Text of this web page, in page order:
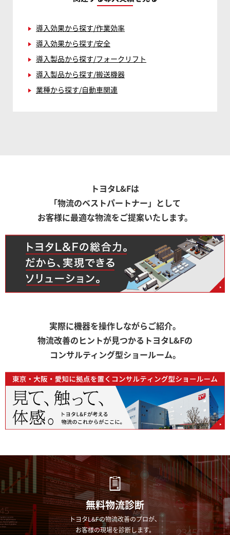
導入効果から探す/作業効率
導入効果から探す/安全
導入製品から探す/フォークリフト
導入製品から探す/搬送機器
業種から探す/自動車関連
トヨタL&Fは
「物流のベストパートナー」として
お客様に最適な物流をご提案いたします。
実際に機器を操作しながらご紹介。
物流改善のヒントが見つかるトヨタL&Fの
コンサルティング型ショールーム。
無料物流診断
トヨタL&Fの物流改善のプロが、
お客様の現場を診断します。